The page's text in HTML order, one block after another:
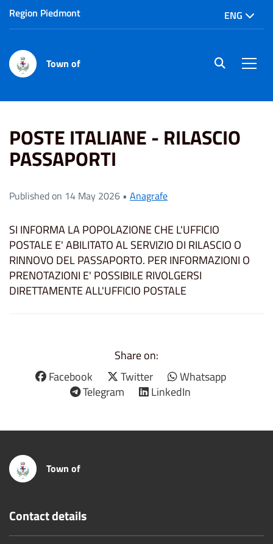
Region Piedmont ENG
Town of site.searc
POSTE ITALIANE - RILASCIO
PASSAPORTI
Published on 14 May 2026 • Anagrafe
SI INFORMA LA POPOLAZIONE CHE L'UFFICIO
POSTALE E' ABILITATO AL SERVIZIO DI RILASCIO O
RINNOVO DEL PASSAPORTO. PER INFORMAZIONI O
PRENOTAZIONI E' POSSIBILE RIVOLGERSI
DIRETTAMENTE ALL'UFFICIO POSTALE
Share on:
Facebook
Twitter
Whatsapp
Telegram
LinkedIn
Town of
Contact details